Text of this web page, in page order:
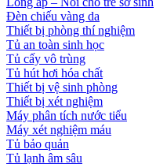
Đèn chiếu vàng da
Thiết bị phòng thí nghiệm
Tủ an toàn sinh học
Tủ cấy vô trùng
Tủ hút hơi hóa chất
Thiết bị vệ sinh phòng
Thiết bị xét nghiệm
Máy phân tích nước tiểu
Máy xét nghiệm máu
Tủ bảo quản
Tủ lạnh âm sâu